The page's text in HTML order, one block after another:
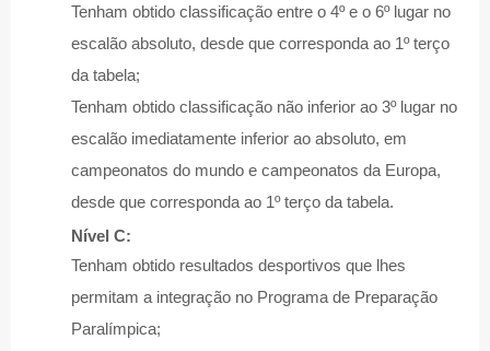
Tenham obtido classificação entre o 4º e o 6º lugar no
escalão absoluto, desde que corresponda ao 1º terço
da tabela;
Tenham obtido classificação não inferior ao 3º lugar no
escalão imediatamente inferior ao absoluto, em
campeonatos do mundo e campeonatos da Europa,
desde que corresponda ao 1º terço da tabela.
Nível C:
Tenham obtido resultados desportivos que lhes
permitam a integração no Programa de Preparação
Paralímpica;